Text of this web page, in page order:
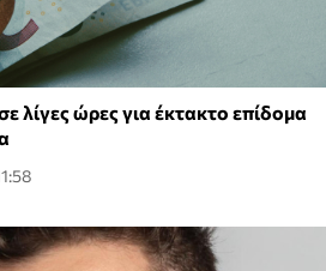
λίγες ώρες για έκτακτο επίδομα